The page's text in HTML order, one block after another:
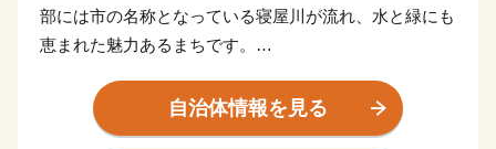
部には市の名称となっている寝屋川が流れ、水と緑にも
恵まれた魅力あるまちです。
たいと思う方々」から『ふるさと納税制度』を活用した
御寄附をお願いし、寝屋川市のまちづくりに役立てたい
自治体情報を見る